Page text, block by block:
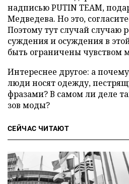
надписью PUTIN TEAM,
Медведева. Но это,
Поэтому тут случай случаю
суждения и осуждения в
быть ограничены чувством
Интереснее другое: а
люди носят одежду,
фразами? В самом ли деле
зов моды?
СЕЙЧАС ЧИТАЮТ